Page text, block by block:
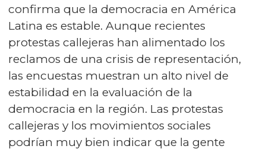
confirma que la democracia en América
Latina es estable. Aunque recientes
protestas callejeras han alimentado los
reclamos de una crisis de representación,
las encuestas muestran un alto nivel de
estabilidad en la evaluación de la
democracia en la región. Las protestas
callejeras y los movimientos sociales
podrían muy bien indicar que la gente